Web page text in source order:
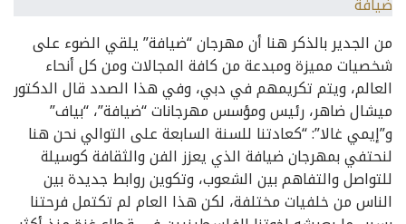
من الجدير بالذكر هنا أن مهرجان “ضيافة” يلقي الضوء على
شخصيات مميزة ومبدعة من كافة المجالات ومن كل أنحاء
العالم، ويتم تكريمهم في دبي، وفي هذا الصدد قال الدكتور
ميشال ضاهر، رئيس ومؤسس مهرجانات “ضيافة”، “بياف”
و”إيمي غالا”: “كعادتنا للسنة السابعة على التوالي نحن هنا
لنحتفي بمهرجان ضيافة الذي يعزز الفن والثقافة كوسيلة
للتواصل والتفاهم بين الشعوب، وتكوين روابط جديدة بين
الناس من خلفيات مختلفة، لكن هذا العام لم تكتمل فرحتنا